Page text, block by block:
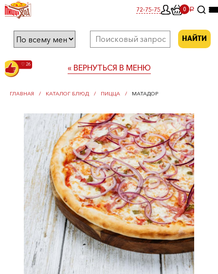
72-75-75 00a
НАЙТИ
« ВЕРНУТЬСЯ В МЕНЮ
ГЛАВНАЯ КАТАЛОГ БЛЮД ПИЦЦА МАТАДОР
♡ 26